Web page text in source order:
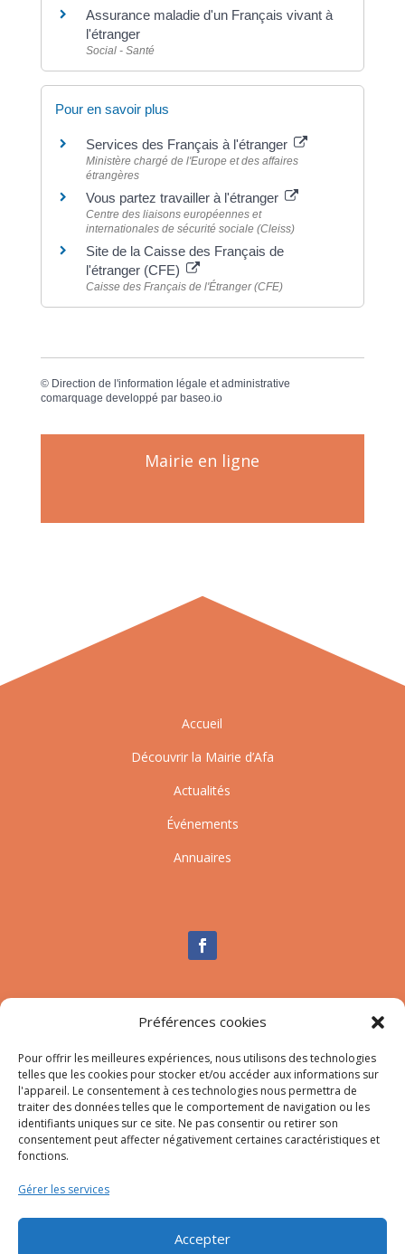
Préférences cookies
Pour offrir les meilleures expériences, nous utilisons des technologies
telles que les cookies pour stocker et/ou accéder aux informations sur
l'appareil. Le consentement à ces technologies nous permettra de
traiter des données telles que le comportement de navigation ou les
identifiants uniques sur ce site. Ne pas consentir ou retirer son
consentement peut affecter négativement certaines caractéristiques et
fonctions.
Gérer les services
Accepter
Assurance maladie d'un Français vivant à
l'étranger
Social - Santé
Pour en savoir plus
Services des Français à l'étranger
Ministère chargé de l'Europe et des affaires
étrangères
Vous partez travailler à l'étranger
Centre des liaisons européennes et
internationales de sécurité sociale (Cleiss)
Site de la Caisse des Français de
l'étranger (CFE)
Caisse des Français de l'Étranger (CFE)
© Direction de l'information légale et administrative
comarquage developpé par baseo.io
Mairie en ligne
Accueil
Découvrir la Mairie d’Afa
Actualités
Événements
Annuaires
Nous contacter
Mail:secretariat-mairie@afa.corsica
Adresse :785 Strada d’Afà – Merria 20167 Afa
© 2023 Mairie d’Afa – Réalisation